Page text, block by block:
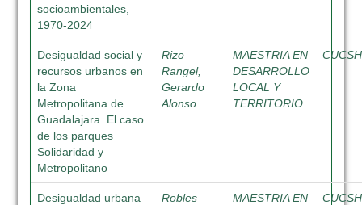
socioambientales,
1970-2024
Desigualdad social y
recursos urbanos en
la Zona
Metropolitana de
Guadalajara. El caso
de los parques
Solidaridad y
Metropolitano
Rizo
Rangel,
Gerardo
Alonso
MAESTRIA EN
DESARROLLO
LOCAL Y
TERRITORIO
CUCSH
Desigualdad urbana
Robles
MAESTRIA EN
CUCSH